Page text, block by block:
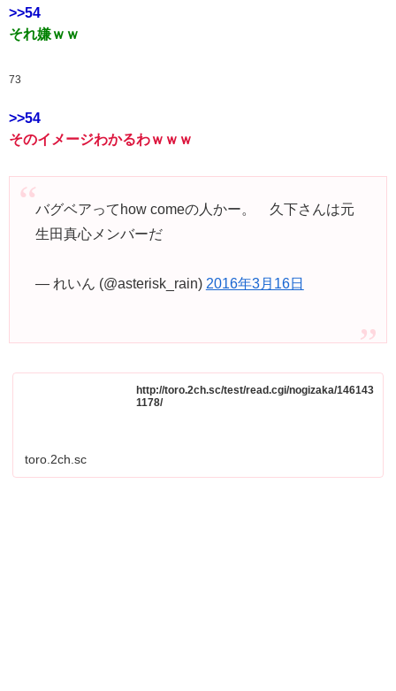
>>54
それ嫌ｗｗ
73
>>54
そのイメージわかるわｗｗｗ
バグベアってhow comeの人かー。 久下さんは元
生田真心メンバーだ
— れいん (@asterisk_rain) 2016年3月16日
http://toro.2ch.sc/test/read.cgi/nogizaka/146143
1178/
toro.2ch.sc